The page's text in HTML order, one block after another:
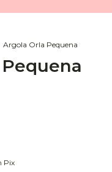
Argola Orla Pequena
Pix